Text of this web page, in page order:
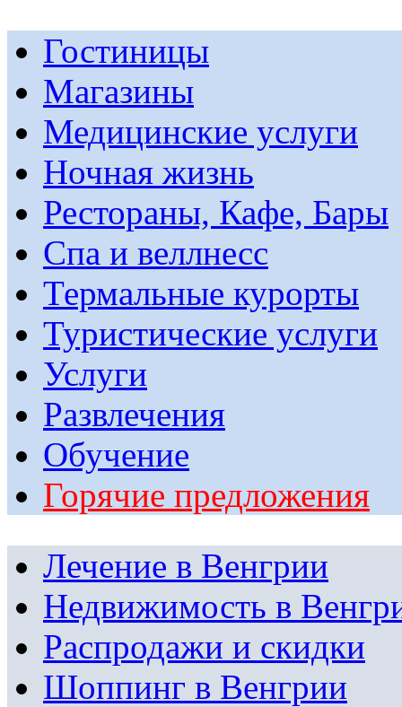
Гостиницы
Магазины
Медицинские услуги
Ночная жизнь
Рестораны, Кафе, Бары
Спа и веллнесс
Термальные курорты
Туристические услуги
Услуги
Развлечения
Обучение
Горячие предложения
Лечение в Венгрии
Недвижимость в
Распродажи и скидки
Шоппинг в Венгрии